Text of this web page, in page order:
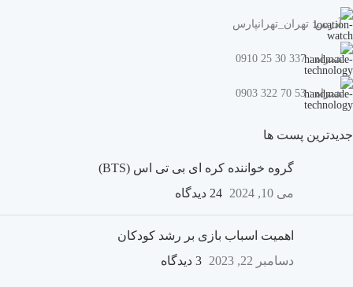
آدرس: تهران_تهرانپارس
همراه : 337 30 25 0910
همراه : 53 70 322 0903
جدیدترین پست ها
گروه خواننده کره ای بی تی اس (BTS)
می 10, 2024
24 دیدگاه
اهمیت اسباب بازی بر رشد کودکان
دسامبر 22, 2023
3 دیدگاه